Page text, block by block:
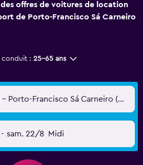
offres de voitures de location
de Porto-Francisco Sá Carneiro
conduit : 25-65 ans
Porto, Portugal - Porto-Francisco Sá Carneiro (OPO)
- sam. 22/8 Midi